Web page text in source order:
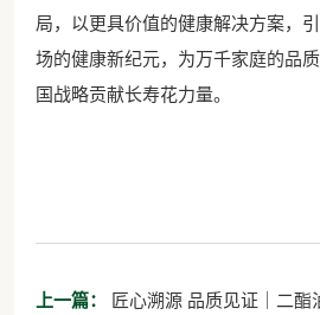
局，以更具价值的健康解决方案，
场的健康新纪元，为万千家庭的品
国战略贡献长寿花力量。
上一篇：